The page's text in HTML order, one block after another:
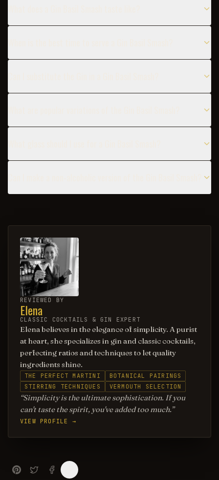
REVIEWED BY
Elena
CLASSIC COCKTAILS & GIN EXPERT
Elena believes in the elegance of simplicity. A purist
at heart, she specializes in gin and classic cocktails,
perfecting ratios and techniques to let quality
ingredients shine.
THE PERFECT MARTINI
BOTANICAL PAIRINGS
STIRRING TECHNIQUES
VERMOUTH SELECTION
Simplicity is the ultimate sophistication. If you
can't taste the spirit, you've added too much.
VIEW PROFILE →